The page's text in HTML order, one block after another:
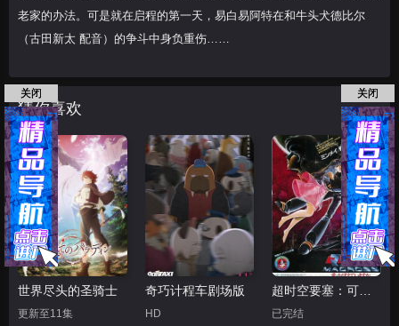
老家的办法。可是就在启程的第一天，易白易阿特在和牛头犬德比尔
（古田新太 配音）的争斗中身负重伤……
猜你喜欢
世界尽头的圣骑士
更新至11集
奇巧计程车剧场版
HD
超时空要塞：可曾记得爱
已完结
关闭 关闭